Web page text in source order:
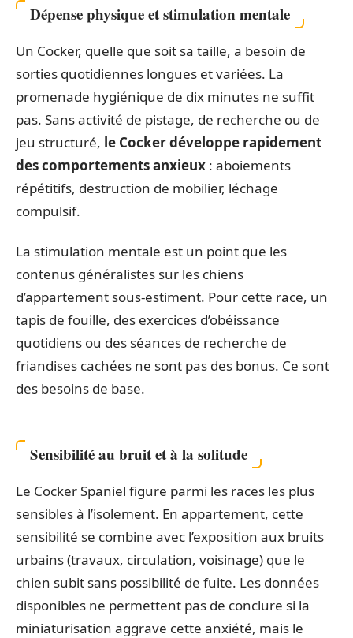
Dépense physique et stimulation mentale
Un Cocker, quelle que soit sa taille, a besoin de
sorties quotidiennes longues et variées. La
promenade hygiénique de dix minutes ne suffit
pas. Sans activité de pistage, de recherche ou de
jeu structuré, le Cocker développe rapidement
des comportements anxieux : aboiements
répétitifs, destruction de mobilier, léchage
compulsif.
La stimulation mentale est un point que les
contenus généralistes sur les chiens
d’appartement sous-estiment. Pour cette race, un
tapis de fouille, des exercices d’obéissance
quotidiens ou des séances de recherche de
friandises cachées ne sont pas des bonus. Ce sont
des besoins de base.
Sensibilité au bruit et à la solitude
Le Cocker Spaniel figure parmi les races les plus
sensibles à l’isolement. En appartement, cette
sensibilité se combine avec l’exposition aux bruits
urbains (travaux, circulation, voisinage) que le
chien subit sans possibilité de fuite. Les données
disponibles ne permettent pas de conclure si la
miniaturisation aggrave cette anxiété, mais le